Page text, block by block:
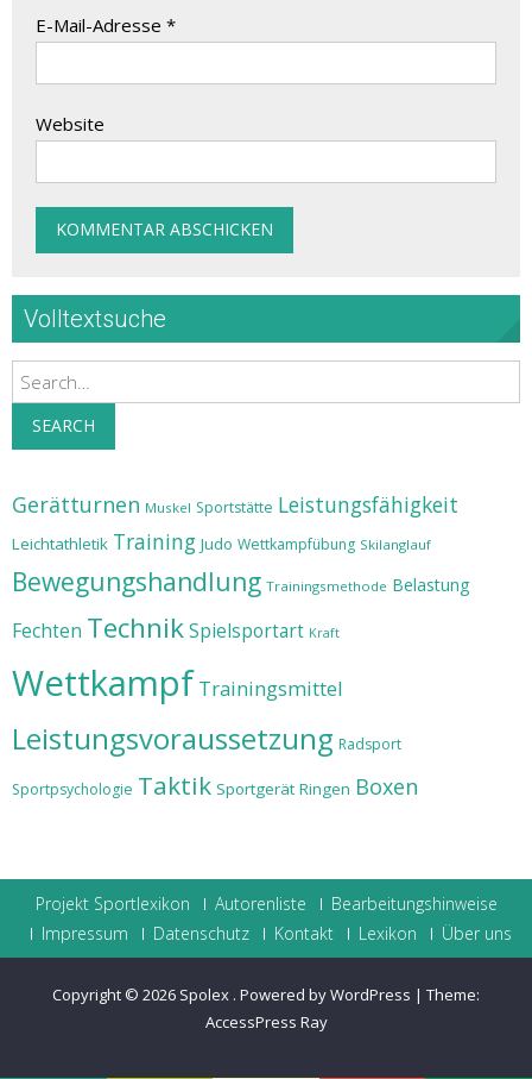
E-Mail-Adresse *
Website
Volltextsuche
Search
SEARCH
Gerätturnen Muskel Sportstätte Leistungsfähigkeit
Leichtathletik Training Judo Wettkampfübung Skilanglauf
Bewegungshandlung Trainingsmethode Belastung
Fechten TechnikSpielsportart Kraft
Wettkampf Trainingsmittel
Leistungsvoraussetzung Radsport
Sportpsychologie Taktik Sportgerät Ringen Boxen
Projekt Sportlexikon Autorenliste
Bearbeitungshinweise
Impressum
Datenschutz Kontakt Lexikon Über uns
Copyright © 2026 Spolex . Powered by WordPress | Theme:
AccessPress Ray